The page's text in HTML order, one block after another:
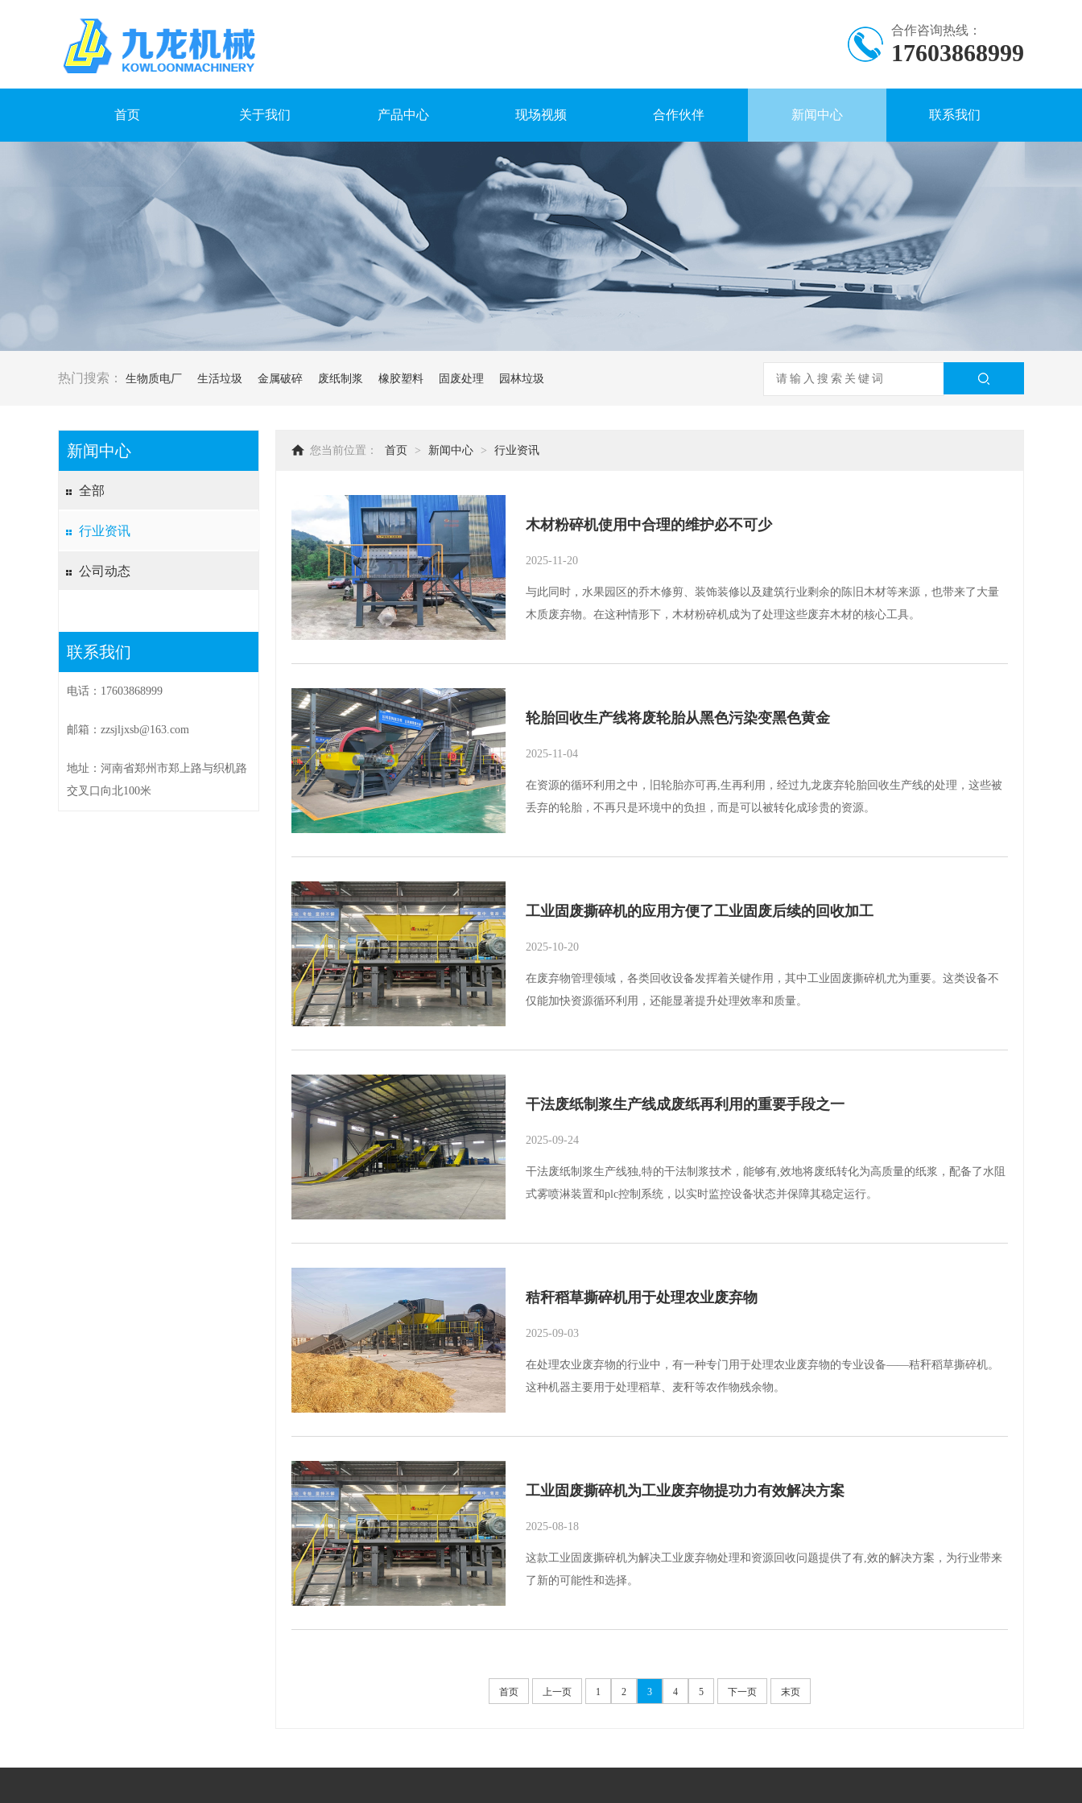
合作咨询热线：
17603868999
首页 关于我们 产品中心 现场视频 合作伙伴 新闻中心 联系我们
热门搜索： 生物质电厂 生活垃圾 金属破碎 废纸制浆 橡胶塑料 固废处理 园林垃圾
新闻中心
全部
行业资讯
公司动态
联系我们
电话：17603868999
邮箱：zzsjljxsb@163.com
地址：河南省郑州市郑上路与织机路
交叉口向北100米
您当前位置： 首页 > 新闻中心 > 行业资讯
木材粉碎机使用中合理的维护必不可少
2025-11-20
与此同时，水果园区的乔木修剪、装饰装修以及建筑行业剩余的陈旧木材等来源，也带来了大量
木质废弃物。在这种情形下，木材粉碎机成为了处理这些废弃木材的核心工具。
轮胎回收生产线将废轮胎从黑色污染变黑色黄金
2025-11-04
在资源的循环利用之中，旧轮胎亦可再,生再利用，经过九龙废弃轮胎回收生产线的处理，这些被
丢弃的轮胎，不再只是环境中的负担，而是可以被转化成珍贵的资源。
工业固废撕碎机的应用方便了工业固废后续的回收加工
2025-10-20
在废弃物管理领域，各类回收设备发挥着关键作用，其中工业固废撕碎机尤为重要。这类设备不
仅能加快资源循环利用，还能显著提升处理效率和质量。
干法废纸制浆生产线成废纸再利用的重要手段之一
2025-09-24
干法废纸制浆生产线独,特的干法制浆技术，能够有,效地将废纸转化为高质量的纸浆，配备了水阻
式雾喷淋装置和plc控制系统，以实时监控设备状态并保障其稳定运行。
秸秆稻草撕碎机用于处理农业废弃物
2025-09-03
在处理农业废弃物的行业中，有一种专门用于处理农业废弃物的专业设备——秸秆稻草撕碎机。
这种机器主要用于处理稻草、麦秆等农作物残余物。
工业固废撕碎机为工业废弃物提功力有效解决方案
2025-08-18
这款工业固废撕碎机为解决工业废弃物处理和资源回收问题提供了有,效的解决方案，为行业带来
了新的可能性和选择。
首页 上一页 1 2 3 4 5 下一页 末页